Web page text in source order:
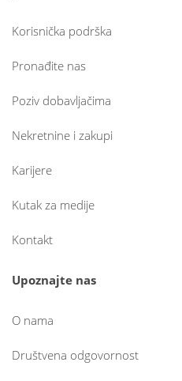
Korisnička podrška
Pronađite nas
Poziv dobavljačima
Nekretnine i zakupi
Karijere
Kutak za medije
Kontakt
Upoznajte nas
O nama
Društvena odgovornost